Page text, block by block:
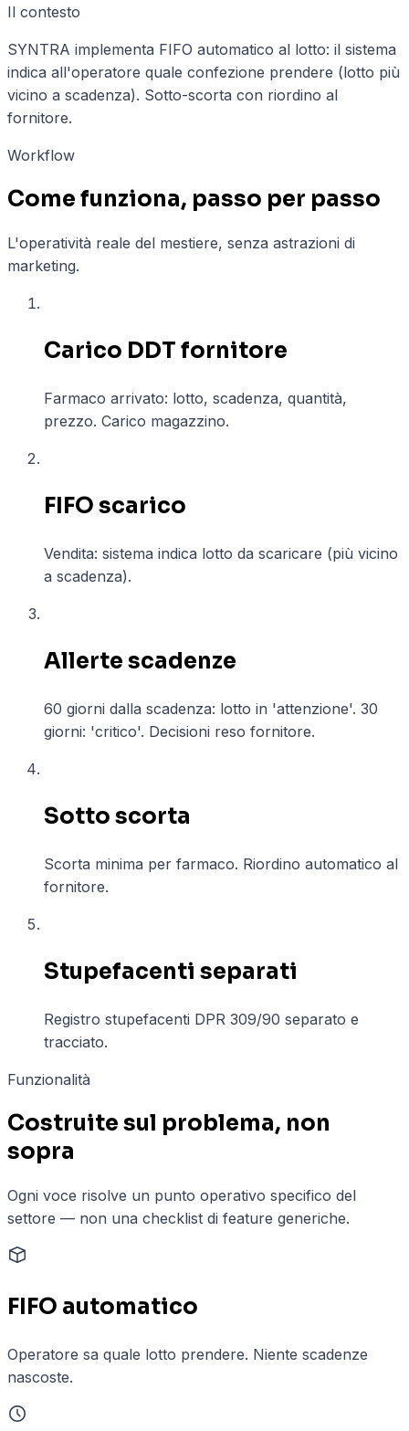
Il contesto
SYNTRA implementa FIFO automatico al lotto: il sistema
indica all'operatore quale confezione prendere (lotto più
vicino a scadenza). Sotto-scorta con riordino al
fornitore.
Workflow
Come funziona, passo per passo
L'operatività reale del mestiere, senza astrazioni di
marketing.
Carico DDT fornitore
Farmaco arrivato: lotto, scadenza, quantità,
prezzo. Carico magazzino.
FIFO scarico
Vendita: sistema indica lotto da scaricare (più vicino
a scadenza).
Allerte scadenze
60 giorni dalla scadenza: lotto in 'attenzione'. 30
giorni: 'critico'. Decisioni reso fornitore.
Sotto scorta
Scorta minima per farmaco. Riordino automatico al
fornitore.
Stupefacenti separati
Registro stupefacenti DPR 309/90 separato e
tracciato.
Funzionalità
Costruite sul problema, non
sopra
Ogni voce risolve un punto operativo specifico del
settore — non una checklist di feature generiche.
FIFO automatico
Operatore sa quale lotto prendere. Niente scadenze
nascoste.